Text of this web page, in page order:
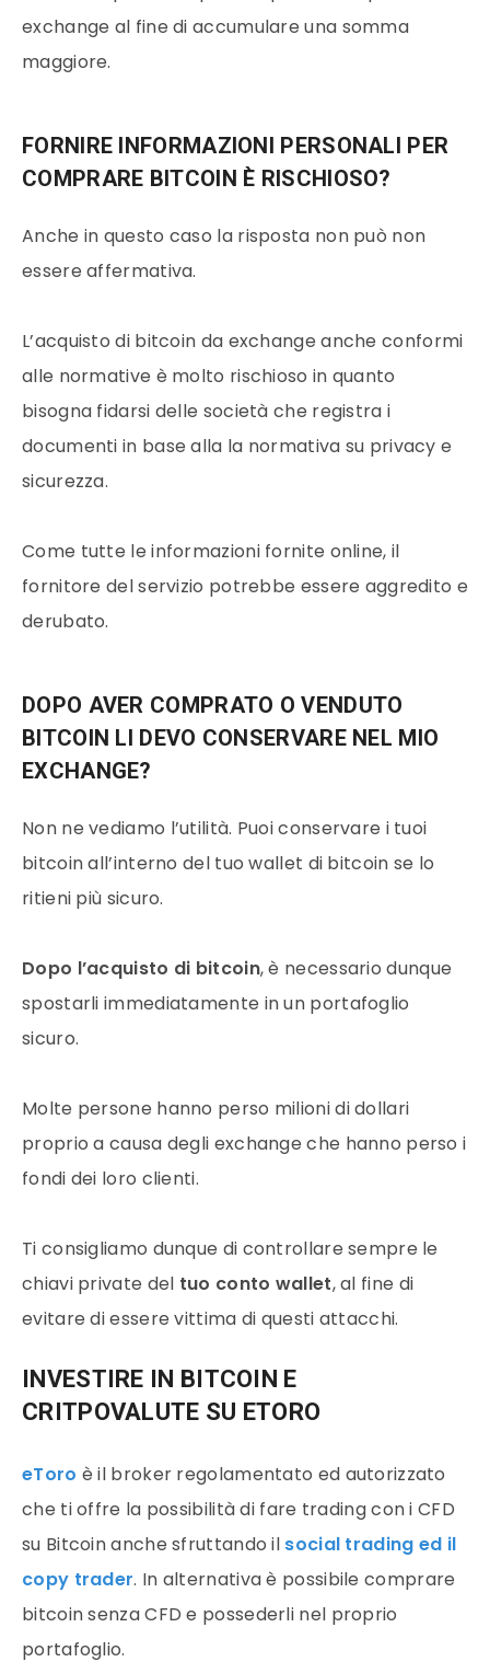
exchange al fine di accumulare una somma
maggiore.
FORNIRE INFORMAZIONI PERSONALI PER
COMPRARE BITCOIN È RISCHIOSO?
Anche in questo caso la risposta non può non
essere affermativa.
L’acquisto di bitcoin da exchange anche conformi
alle normative è molto rischioso in quanto
bisogna fidarsi delle società che registra i
documenti in base alla la normativa su privacy e
sicurezza.
Come tutte le informazioni fornite online, il
fornitore del servizio potrebbe essere aggredito e
derubato.
DOPO AVER COMPRATO O VENDUTO
BITCOIN LI DEVO CONSERVARE NEL MIO
EXCHANGE?
Non ne vediamo l’utilità. Puoi conservare i tuoi
bitcoinall’interno del tuo wallet di bitcoin se lo
ritieni più sicuro.
Dopo l’acquisto di bitcoin, è necessario dunque
spostarli immediatamente in un portafoglio
sicuro.
Molte persone hanno perso milioni di dollari
proprio a causa degli exchange che hanno perso i
fondi dei loro clienti.
Ti consigliamo dunque di controllare sempre le
chiavi private del tuo conto wallet, al fine di
evitare di essere vittima di questi attacchi.
INVESTIRE IN BITCOIN E
CRITPOVALUTE SU ETORO
eToro è il broker regolamentato ed autorizzato
che ti offre la possibilità di fare tradingcon i CFD
su Bitcoinanche sfruttando il social trading ed il
copy trader. In alternativa è possibile comprare
bitcoinsenza CFD e possederli nel proprio
portafoglio.